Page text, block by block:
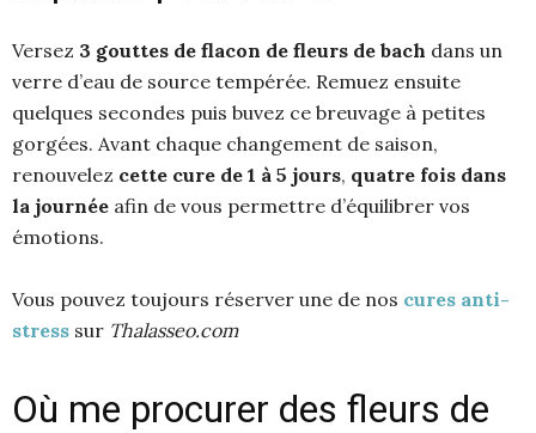
Versez 3 gouttes de flacon de fleurs de bach dans un
verre d’eau de source tempérée. Remuez ensuite
quelques secondes puis buvez ce breuvage à petites
gorgées. Avant chaque changement de saison,
renouvelez cette cure de 1 à 5 jours, quatre fois dans
la journée afin de vous permettre d’équilibrer vos
émotions.
Vous pouvez toujours réserver une de nos cures anti-
stress sur Thalasseo.com
Où me procurer des fleurs de